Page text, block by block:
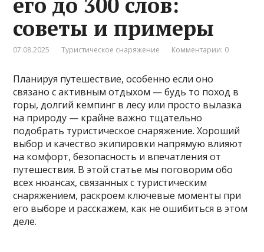
советы и примеры
07.08.2025 Туристическое снаряжение Комментарии: 0
Планируя путешествие, особенно если оно
связано с активным отдыхом — будь то поход в
горы, долгий кемпинг в лесу или просто вылазка
на природу — крайне важно тщательно
подобрать туристическое снаряжение. Хороший
выбор и качество экипировки напрямую влияют
на комфорт, безопасность и впечатления от
путешествия. В этой статье мы поговорим обо
всех нюансах, связанных с туристическим
снаряжением, раскроем ключевые моменты при
его выборе и расскажем, как не ошибиться в этом
деле.